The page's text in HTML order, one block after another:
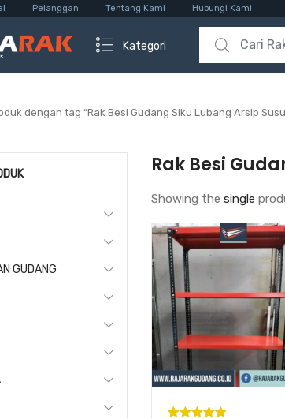
Pelanggan Tentang Kami Hubungi Kami
Kategori
Search for:
dengan tag “Rak Besi Gudang Siku Lubang Arsip
Rak Besi
Showing the single
GUDANG